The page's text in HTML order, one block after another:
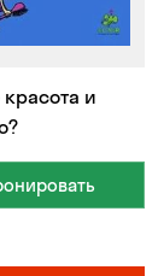
красота и